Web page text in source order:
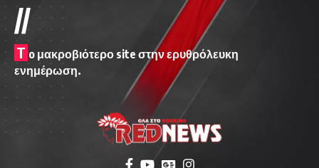
//
T o μακροβιότερο site στην ερυθρόλευκη
ενημέρωση.